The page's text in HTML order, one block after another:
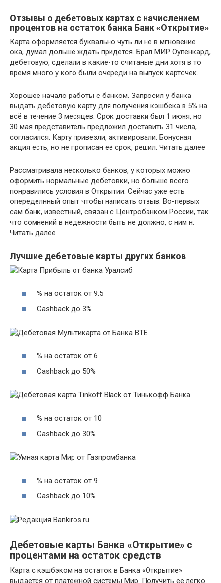
Отзывы о дебетовых картах с начислением
процентов на остаток банка Банк «Открытие»
Карта оформляется буквально чуть ли не в мгновение
ока, думал дольше ждать придется. Брал МИР Оупенкард,
дебетовую, сделали в какие-то считаные дни хотя в то
время много у кого были очереди на выпуск карточек.
Хорошее начало работы с банком. Запросил у банка
выдать дебетовую карту для получения кэшбека в 5% на
всё в течение 3 месяцев. Срок доставки был 1 июня, но
30 мая представитель предложил доставить 31 числа,
согласился. Карту привезли, активировали. Бонусная
акция есть, но не прописан её срок, решил. Читать далее
Рассматривала несколько банков, у которых можно
оформить нормальные дебетовки, но больше всего
понравились условия в Открытии. Сейчас уже есть
опеределнный опыт чтобы написать отзыв. Во-первых
сам банк, известный, связан с Центробанком России, так
что сомнений в недежности быть не должно, с ним н.
Читать далее
Лучшие дебетовые карты других банков
% на остаток от 9.5
Cashback до 3%
% на остаток от 6
Cashback до 50%
% на остаток от 10
Cashback до 30%
% на остаток от 9
Cashback до 10%
Дебетовые карты Банка «Открытие» с
процентами на остаток средств
Карта с кэшбэком на остаток в Банка «Открытие»
выдается от платежной системы Мир. Получить ее легко